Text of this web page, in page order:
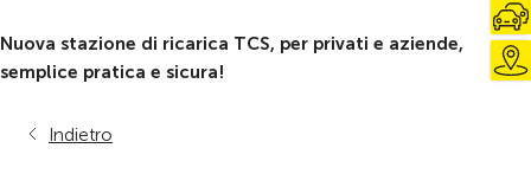
Nuova stazione di ricarica TCS, per privati e aziende,
semplice pratica e sicura!
Indietro